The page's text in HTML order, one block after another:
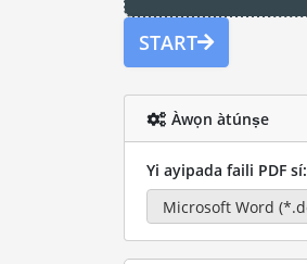
START
Àwọn àtúnṣe
Yi ayipada faili PDF sí: